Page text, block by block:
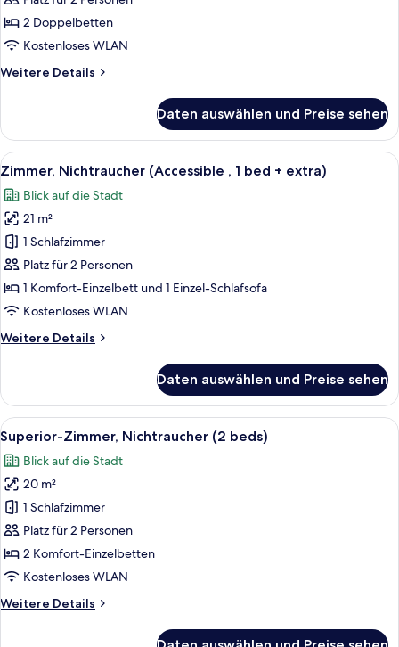
(2
beds)
2 Doppelbetten
Kostenloses WLAN
Weitere Details
Weitere
Suite,
Nichtraucher
(2
Daten auswählen und Preise sehen
Alle
Fotos
für
Zimmer,
Nichtraucher
(Accessible
1
+
Ein Hotelzimmer mit zwei Betten,
3
Zimmer, Nichtraucher (Accessible , 1 bed + extra)
Blick auf die Stadt
21 m²
1 Schlafzimmer
Platz für 2 Personen
1 Komfort-Einzelbett und 1 Einzel-Schlafsofa
Kostenloses WLAN
Weitere Details
Weitere
Nichtraucher
(Accessible
,
bed
+
extra)
Daten auswählen und Preise sehen
Alle
Fotos
für
Superior-
Zimmer,
Nichtraucher
(2
beds)
Ein Hotelzimmer mit zwei Betten,
3
Superior-Zimmer, Nichtraucher (2 beds)
Blick auf die Stadt
20 m²
1 Schlafzimmer
Platz für 2 Personen
2 Komfort-Einzelbetten
Kostenloses WLAN
Weitere Details
Weitere